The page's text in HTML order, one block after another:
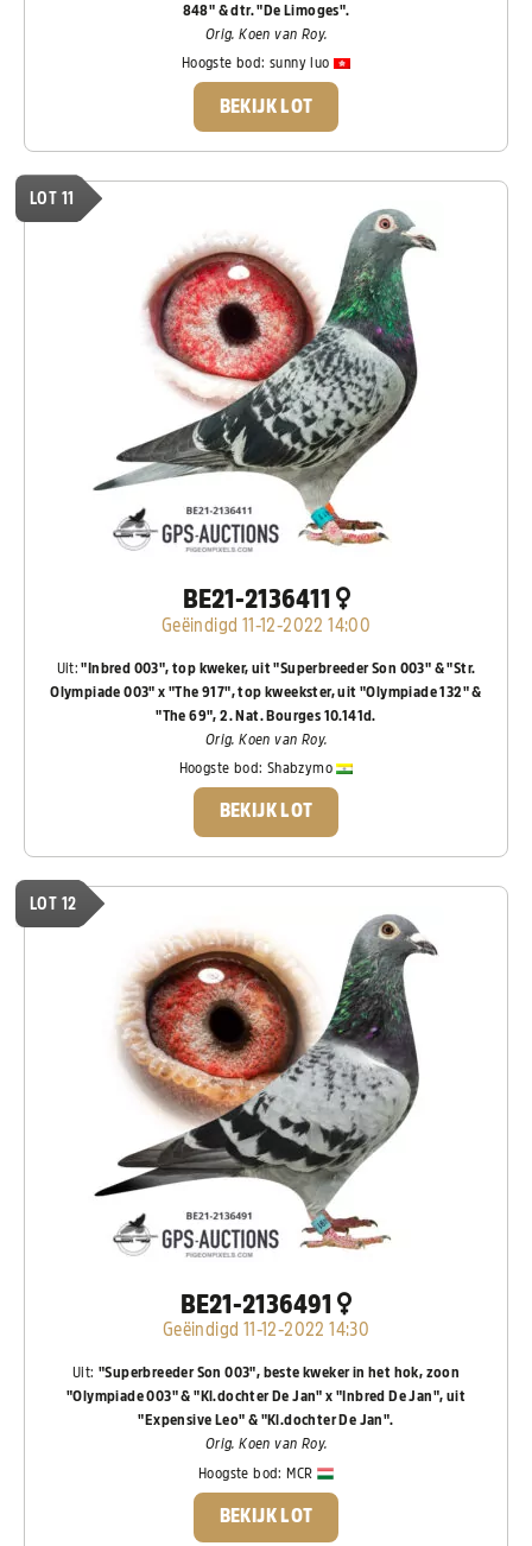
848" & dtr. "De Limoges".
Orig. Koen van Roy.
Hoogste bod:sunny luo
BEKIJK LOT
LOT 11
BE21-2136411
Geëindigd 11-12-2022 14:00
Uit: "Inbred 003", top kweker, uit "Superbreeder Son 003" & "Str.
Olympiade 003" x "The 917", top kweekster, uit "Olympiade 132" &
"The 69", 2. Nat. Bourges 10.141d.
Orig. Koen van Roy.
Hoogste bod: Shabzymo
BEKIJK LOT
LOT 12
BE21-2136491
Geëindigd 11-12-2022 14:30
Uit: "Superbreeder Son 003", beste kweker in het hok, zoon
"Olympiade 003" & "Kl.dochter De Jan" x "Inbred De Jan", uit
"Expensive Leo" & "Kl.dochter De Jan".
Orig. Koen van Roy.
Hoogste bod:MCR
BEKIJK LOT